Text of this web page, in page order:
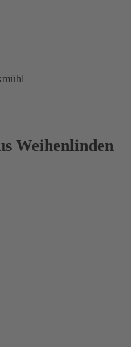
Weihenlinden